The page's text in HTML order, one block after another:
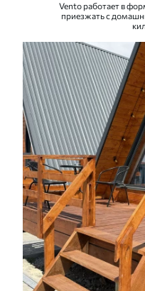
Vento работает в
приезжать с